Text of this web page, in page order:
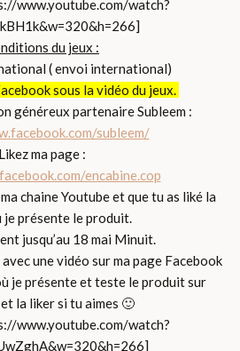
www.youtube.com/watch?
du jeux :
( envoi international)
sous la vidéo du jeux.
généreux partenaire Subleem :
subleem/
Likez ma page :
encabine.cop
chaine Youtube et que tu as liké la
je présente le produit.
jusqu’au 18 mai Minuit.
une vidéo sur ma page Facebook
je présente et teste le produit sur
la liker si tu aimes 🙂
www.youtube.com/watch?